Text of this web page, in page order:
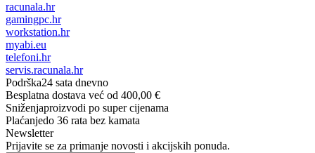
racunala.hr
gamingpc.hr
workstation.hr
myabi.eu
telefoni.hr
servis.racunala.hr
Podrška24 sata dnevno
Besplatna dostava već od 400,00 €
Sniženjaproizvodi po super cijenama
Plaćanjedo 36 rata bez kamata
Newsletter
Prijavite se za primanje novosti i akcijskih ponuda.